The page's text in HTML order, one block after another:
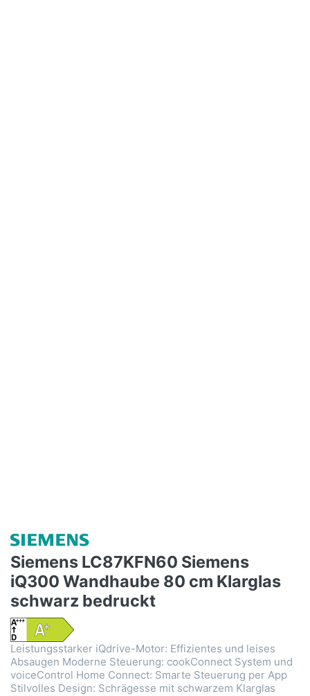
Siemens LC87KFN60 Siemens
iQ300 Wandhaube 80 cm Klarglas
schwarz bedruckt
Leistungsstarker iQdrive-Motor: Effizientes und leises
Absaugen Moderne Steuerung: cookConnect System und
voiceControl Home Connect: Smarte Steuerung per App
Stilvolles Design: Schrägesse mit schwarzem Klarglas